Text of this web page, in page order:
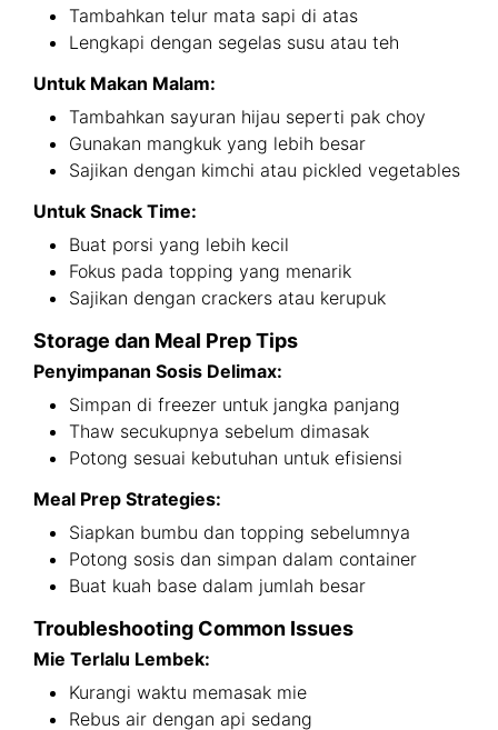
Tambahkan telur mata sapi di atas
Lengkapi dengan segelas susu atau teh
Untuk Makan Malam:
Tambahkan sayuran hijau seperti pak choy
Gunakan mangkuk yang lebih besar
Sajikan dengan kimchi atau pickled vegetables
Untuk Snack Time:
Buat porsi yang lebih kecil
Fokus pada topping yang menarik
Sajikan dengan crackers atau kerupuk
Storage dan Meal Prep Tips
Penyimpanan Sosis Delimax:
Simpan di freezer untuk jangka panjang
Thaw secukupnya sebelum dimasak
Potong sesuai kebutuhan untuk efisiensi
Meal Prep Strategies:
Siapkan bumbu dan topping sebelumnya
Potong sosis dan simpan dalam container
Buat kuah base dalam jumlah besar
Troubleshooting Common Issues
Mie Terlalu Lembek:
Kurangi waktu memasak mie
Rebus air dengan api sedang